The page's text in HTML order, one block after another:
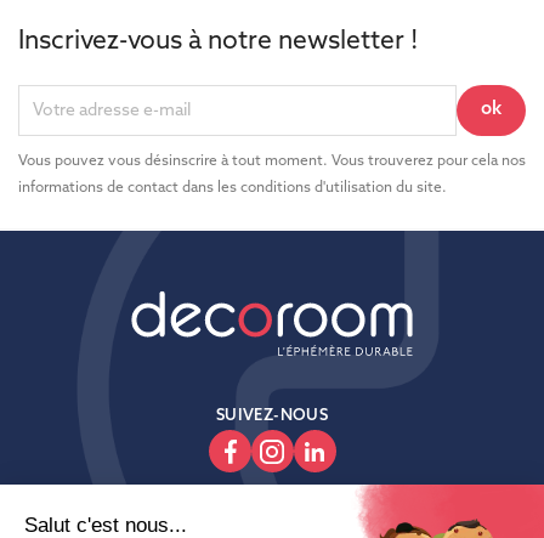
Inscrivez-vous à notre newsletter !
Vous pouvez vous désinscrire à tout moment. Vous trouverez pour cela nos
informations de contact dans les conditions d'utilisation du site.
SUIVEZ-NOUS